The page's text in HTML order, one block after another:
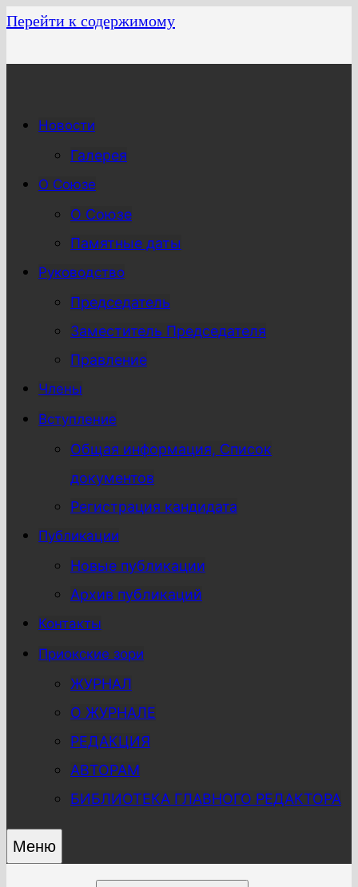
Перейти к содержимому
Новости
Галерея
О Союзе
О Союзе
Памятные даты
Руководство
Председатель
Заместитель Председателя
Правление
Члены
Вступление
Общая информация, Список
документов
Регистрация кандидата
Публикации
Новые публикации
Архив публикаций
Контакты
Приокские зори
ЖУРНАЛ
О ЖУРНАЛЕ
РЕДАКЦИЯ
АВТОРАМ
БИБЛИОТЕКА ГЛАВНОГО РЕДАКТОРА
Меню